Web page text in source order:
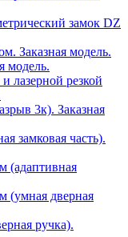
замок DZ
Заказная модель.
модель.
лазерной резкой
3к). Заказная
замковая часть).
(адаптивная
(умная дверная
ручка).